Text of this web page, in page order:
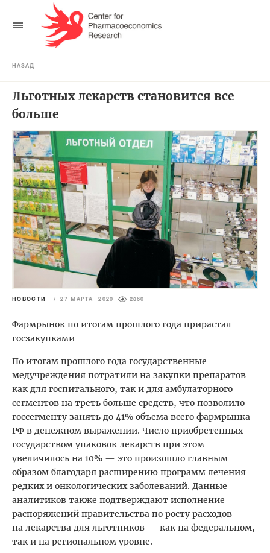
НАЗАД
Льготных лекарств становится все
больше
НОВОСТИ / 27 МАРТА 2020 2860
Фармрынок по итогам прошлого года прирастал
госзакупками
По итогам прошлого года государственные
медучреждения потратили на закупки препаратов
как для госпитального, так и для амбулаторного
сегментов на треть больше средств, что позволило
госсегменту занять до 41% объема всего фармрынка
РФ в денежном выражении. Число приобретенных
государством упаковок лекарств при этом
увеличилось на 10% — это произошло главным
образом благодаря расширению программ лечения
редких и онкологических заболеваний. Данные
аналитиков также подтверждают исполнение
распоряжений правительства по росту расходов
на лекарства для льготников — как на федеральном,
так и на региональном уровне.